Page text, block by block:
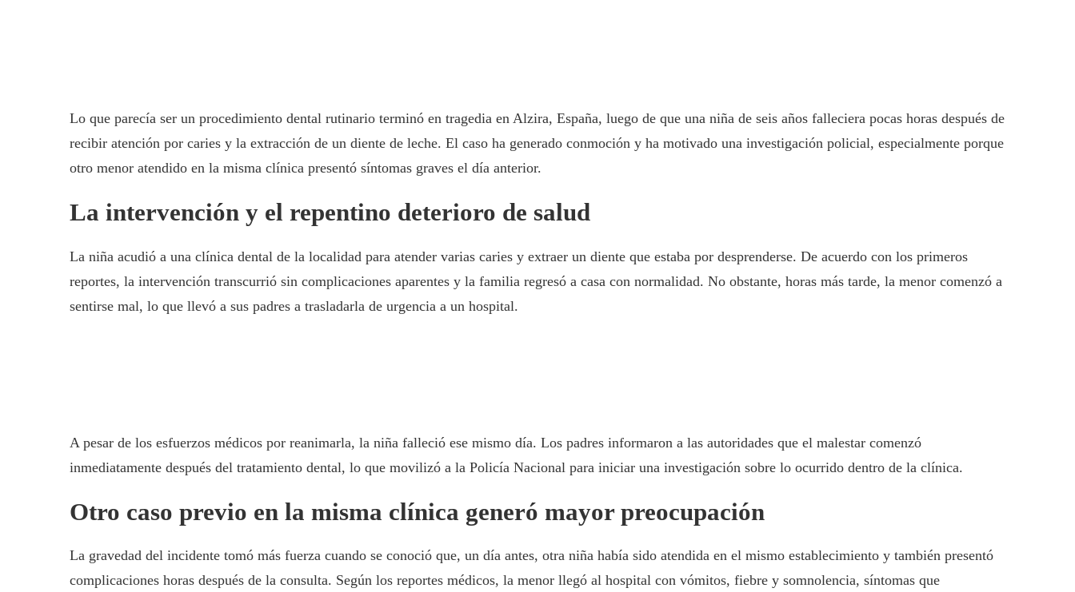
Lo que parecía ser un procedimiento dental rutinario terminó en tragedia en Alzira, España, luego de que una niña de seis años falleciera pocas horas después de
recibir atención por caries y la extracción de un diente de leche. El caso ha generado conmoción y ha motivado una investigación policial, especialmente porque
otro menor atendido en la misma clínica presentó síntomas graves el día anterior.
La intervención y el repentino deterioro de salud
La niña acudió a una clínica dental de la localidad para atender varias caries y extraer un diente que estaba por desprenderse. De acuerdo con los primeros
reportes, la intervención transcurrió sin complicaciones aparentes y la familia regresó a casa con normalidad. No obstante, horas más tarde, la menor comenzó a
sentirse mal, lo que llevó a sus padres a trasladarla de urgencia a un hospital.
A pesar de los esfuerzos médicos por reanimarla, la niña falleció ese mismo día. Los padres informaron a las autoridades que el malestar comenzó
inmediatamente después del tratamiento dental, lo que movilizó a la Policía Nacional para iniciar una investigación sobre lo ocurrido dentro de la clínica.
Otro caso previo en la misma clínica generó mayor preocupación
La gravedad del incidente tomó más fuerza cuando se conoció que, un día antes, otra niña había sido atendida en el mismo establecimiento y también presentó
complicaciones horas después de la consulta. Según los reportes médicos, la menor llegó al hospital con vómitos, fiebre y somnolencia, síntomas que